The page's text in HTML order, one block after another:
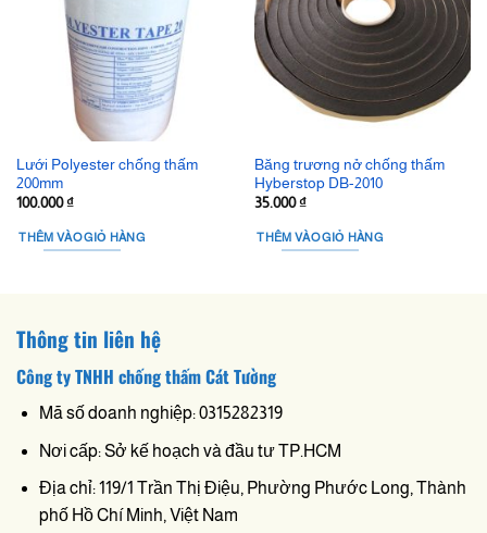
Lưới Polyester chống thấm
200mm
100.000₫
THÊM VÀO GIỎ HÀNG
Băng trương nở chống thấm
Hyberstop DB-2010
35.000₫
THÊM VÀO GIỎ HÀNG
Thông tin liên hệ
Công ty TNHH chống thấm Cát Tường
Mã số doanh nghiệp: 0315282319
Nơi cấp: Sở kế hoạch và đầu tư TP.HCM
Địa chỉ: 119/1 Trần Thị Điệu, Phường Phước Long, Thành
phố Hồ Chí Minh, Việt Nam